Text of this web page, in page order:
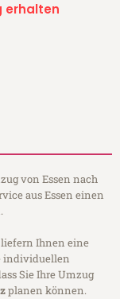
erhalten
von Essen nach
aus Essen einen
Ihnen eine
individuellen
Sie Ihre Umzug
planen können.